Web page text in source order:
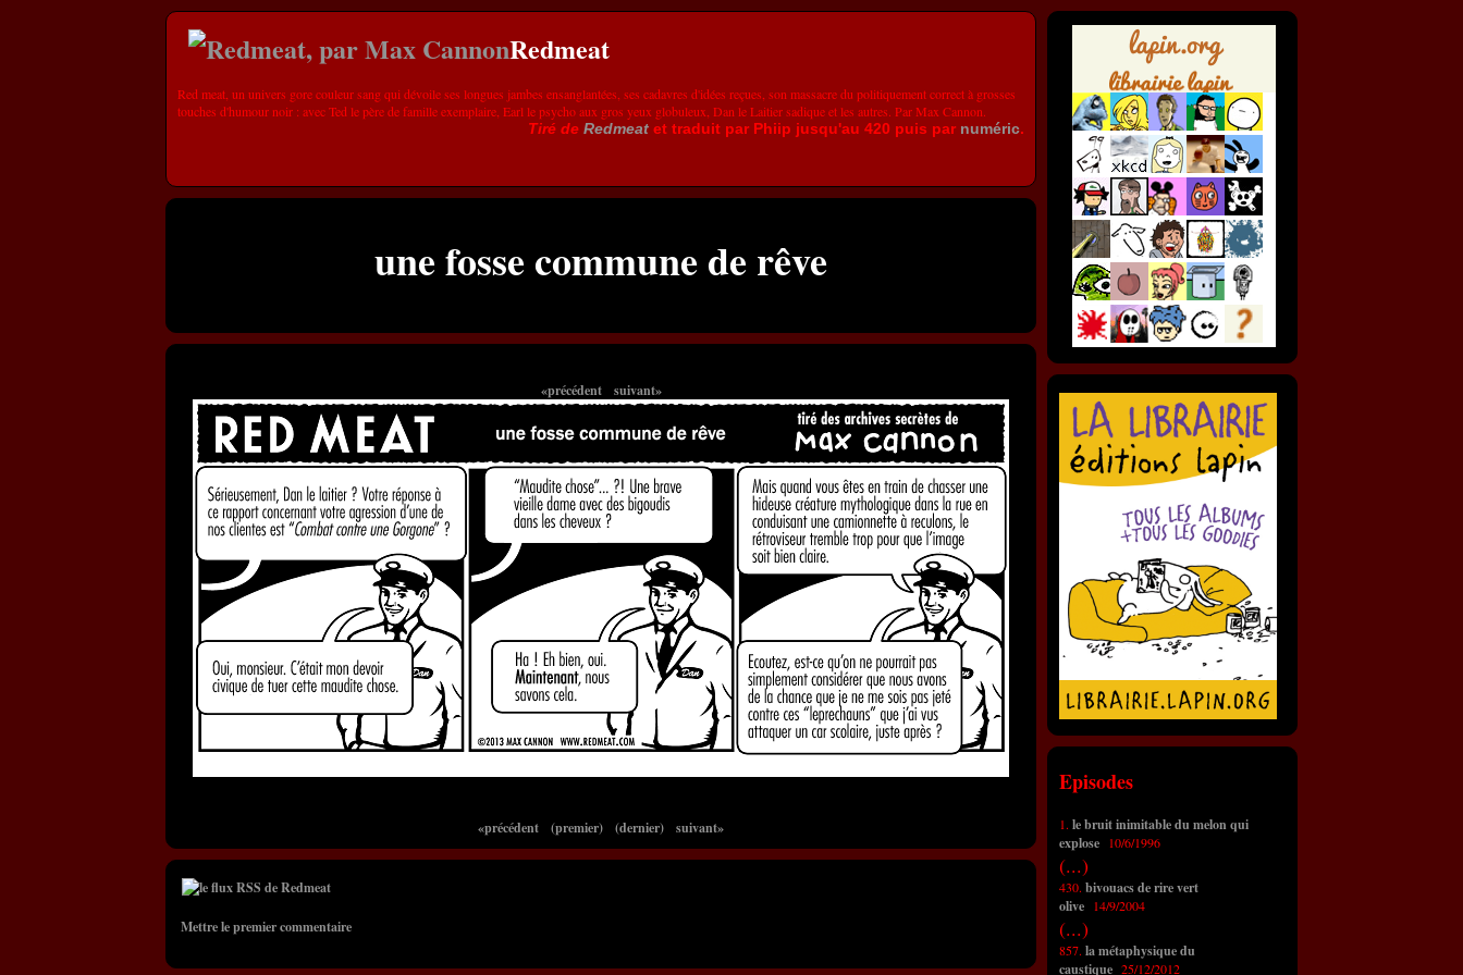
Redmeat
Red meat, un univers gore couleur sang qui dévoile ses longues jambes ensanglantées, ses cadavres d'idées reçues, son massacre du politiquement correct à grosses
touches d'humour noir : avec Ted le père de famille exemplaire, Earl le psycho aux gros yeux globuleux, Dan le Laitier sadique et les autres. Par Max Cannon.
Tiré de Redmeat et traduit par Phiip jusqu'au 420 puis par numéric.
une fosse commune de rêve
«précédent suivant»
«précédent (premier) (dernier) suivant»
Mettre le premier commentaire
Episodes
1. le bruit inimitable du melon qui
explose 10/6/1996
(...)
430. bivouacs de rire vert
olive 14/9/2004
(...)
857. la métaphysique du
caustique 25/12/2012